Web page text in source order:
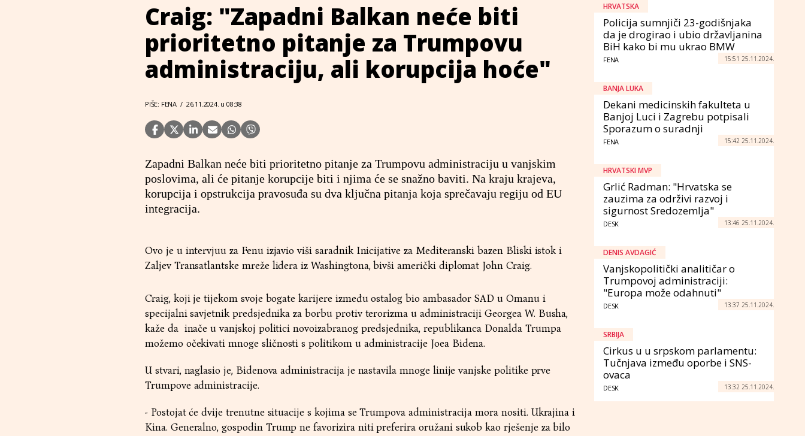
Craig: "Zapadni Balkan neće biti
prioritetno pitanje za Trumpovu
administraciju, ali korupcija hoće"
PIŠE: FENA / 26.11.2024. u 08:38
Zapadni Balkan neće biti prioritetno pitanje za Trumpovu administraciju u vanjskim
poslovima, ali će pitanje korupcije biti i njima će se snažno baviti. Na kraju krajeva,
korupcija i opstrukcija pravosuđa su dva ključna pitanja koja sprečavaju regiju od EU
integracija.
Ovo je u intervjuu za Fenu izjavio viši saradnik Inicijative za Mediteranski bazen Bliski istok i
Zaljev Transatlantske mreže lidera iz Washingtona, bivši američki diplomat John Craig.
Craig, koji je tijekom svoje bogate karijere između ostalog bio ambasador SAD u Omanu i
specijalni savjetnik predsjednika za borbu protiv terorizma u administraciji Georgea W. Busha,
kaže da inače u vanjskoj politici novoizabranog predsjednika, republikanca Donalda Trumpa
možemo očekivati ​​mnoge sličnosti s politikom u administracije Joea Bidena.
U stvari, naglasio je, Bidenova administracija je nastavila mnoge linije vanjske politike prve
Trumpove administracije.
- Postojat će dvije trenutne situacije s kojima se Trumpova administracija mora nositi. Ukrajina i
Kina. Generalno, gospodin Trump ne favorizira niti preferira oružani sukob kao rješenje za bilo
HRVATSKA
Policija sumnjiči 23-godišnjaka
da je drogirao i ubio državljanina
BiH kako bi mu ukrao BMW
FENA 15:51 25.11.2024.
BANJA LUKA
Dekani medicinskih fakulteta u
Banjoj Luci i Zagrebu potpisali
Sporazum o suradnji
FENA 15:42 25.11.2024.
HRVATSKI MVP
Grlić Radman: "Hrvatska se
zauzima za održivi razvoj i
sigurnost Sredozemlja"
DESK 13:46 25.11.2024.
DENIS AVDAGIĆ
Vanjskopolitički analitičar o
Trumpovoj administraciji:
"Europa može odahnuti"
DESK 13:37 25.11.2024.
SRBIJA
Cirkus u u srpskom parlamentu:
Tučnjava između oporbe i SNS-
ovaca
DESK 13:32 25.11.2024.